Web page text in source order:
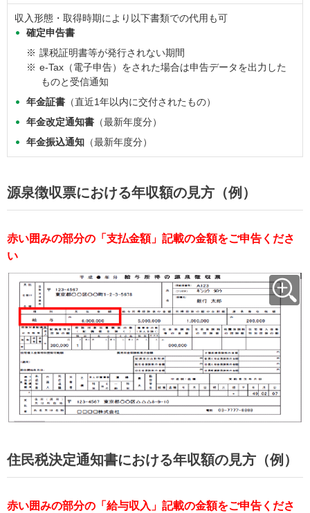
収入形態・取得時期により以下書類での代用も可
確定申告書
※ 課税証明書等が発行されない期間
※ e-Tax（電子申告）をされた場合は申告データを出力した
ものと受信通知
年金証書 （直近1年以内に交付されたもの）
年金改定通知書 （最新年度分）
年金振込通知 （最新年度分）
源泉徴収票における年収額の見方（例）
赤い囲みの部分の「支払金額」記載の金額をご申告くださ
い
住民税決定通知書における年収額の見方（例）
赤い囲みの部分の「給与収入」記載の金額をご申告くださ